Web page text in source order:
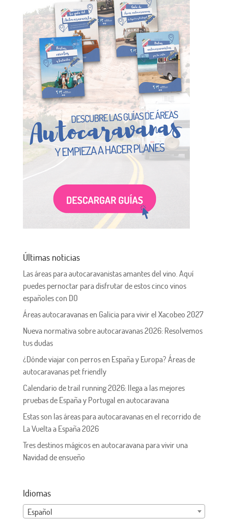
Últimas noticias
Las áreas para autocaravanistas amantes del vino. Aquí
puedes pernoctar para disfrutar de estos cinco vinos
españoles con DO
Áreas autocaravanas en Galicia para vivir el Xacobeo 2027
Nueva normativa sobre autocaravanas 2026: Resolvemos
tus dudas
¿Dónde viajar con perros en España y Europa? Áreas de
autocaravanas pet friendly
Calendario de trail running 2026: llega a las mejores
pruebas de España y Portugal en autocaravana
Estas son las áreas para autocaravanas en el recorrido de
La Vuelta a España 2026
Tres destinos mágicos en autocaravana para vivir una
Navidad de ensueño
Idiomas
Español